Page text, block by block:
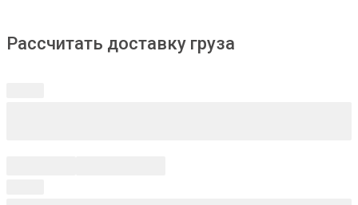
Рассчитать доставку груза